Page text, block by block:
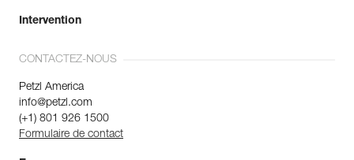
Intervention
CONTACTEZ-NOUS
Petzl America
info@petzl.com
(+1) 801 926 1500
Formulaire de contact